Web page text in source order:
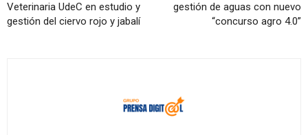
Veterinaria UdeC en estudio y
gestión del ciervo rojo y jabalí
gestión de aguas con nuevo
“concurso agro 4.0”